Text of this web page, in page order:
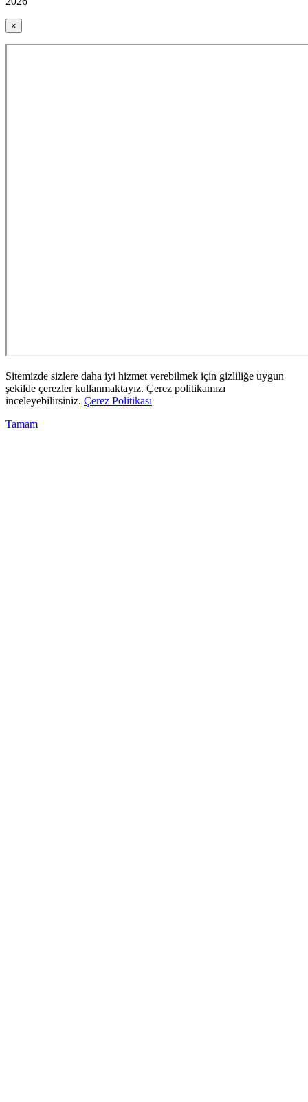
×
Sitemizde sizlere daha iyi hizmet verebilmek için gizliliğe uygun
şekilde çerezler kullanmaktayız. Çerez politikamızı
inceleyebilirsiniz. Çerez Politikası
Tamam